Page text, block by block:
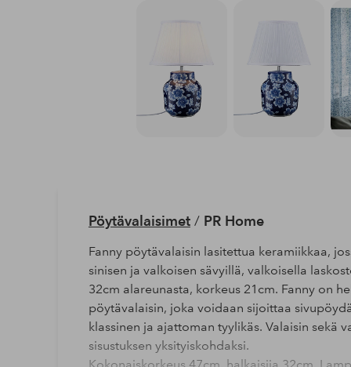
Pöytävalaisimet/ PR Home
Fanny pöytävalaisin lasitettua keramiikkaa,
sinisen ja valkoisen sävyillä, valkoisella
32cm alareunasta, korkeus 21cm. Fanny on
pöytävalaisin, joka voidaan sijoittaa
klassinen ja ajattoman tyylikäs. Valaisin sekä
sisustuksen yksityiskohdaksi.